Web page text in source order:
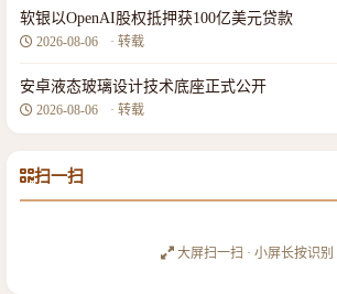
软银以OpenAI股权抵押获100亿美元贷款
2026-08-06 · 转载
安卓液态玻璃设计技术底座正式公开
2026-08-06 · 转载
扫一扫
大屏扫一扫 · 小屏长按识别